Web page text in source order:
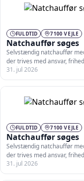
FULDTID 7100 VEJLE
Natchauffør søges
Selvstændig natchauffør
der trives med ansvar,
31. jul 2026
FULDTID 7100 VEJLE
Natchauffør søges
Selvstændig natchauffør
der trives med ansvar,
31. jul 2026